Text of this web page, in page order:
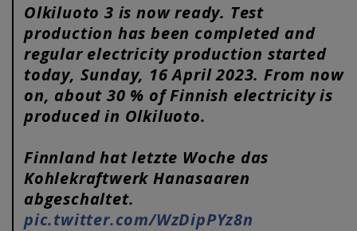
Olkiluoto 3 is now ready. Test
production has been completed and
regular electricity production started
today, Sunday, 16 April 2023. From now
on, about 30 % of Finnish electricity is
produced in Olkiluoto.
Finnland hat letzte Woche das
Kohlekraftwerk Hanasaaren
abgeschaltet.
pic.twitter.com/WzDipPYz8n